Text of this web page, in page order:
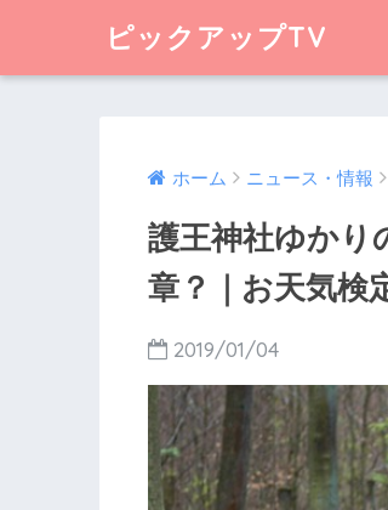
ピックアップTV
ホーム ニュース・情報
護王神社ゆかり
章？｜お天気検
2019/01/04